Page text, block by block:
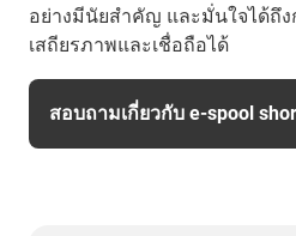
อย่างมีนัยสำคัญ และมั่นใจได้ถึ
เสถียรภาพและเชื่อถือได้
สอบถามเกี่ยวกับ e-spool